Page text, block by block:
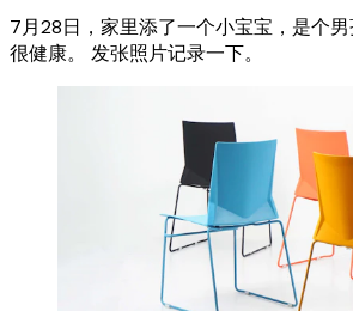
7月28日，家里添了一个小宝宝，是个
很健康。 发张照片记录一下。